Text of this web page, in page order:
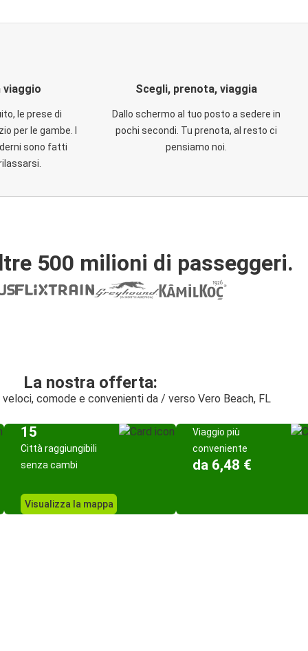
le prese di
per le gambe. I
sono fatti
Scegli, prenota, viaggia
Dallo schermo al tuo posto a sedere in
pochi secondi. Tu prenota, al resto ci
pensiamo noi.
500 milioni di passeggeri.
La nostra offerta:
veloci, comode e convenienti da / verso Vero Beach, FL
15
Città raggiungibili
senza cambi
Visualizza la mappa
Viaggio più
conveniente
da 6,48 €